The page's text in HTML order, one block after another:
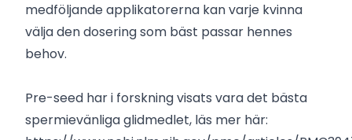
medföljande applikatorerna kan varje kvinna
välja den dosering som bäst passar hennes
behov.
Pre-seed har i forskning visats vara det bästa
spermievänliga glidmedlet, läs mer här: